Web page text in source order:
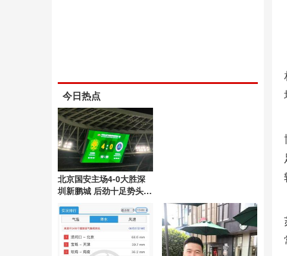
今日热点
北京国安主场4-0大胜深
圳新鹏城 后劲十足势头良